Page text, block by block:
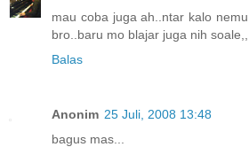
mau coba juga ah..ntar kalo
bro..baru mo blajar juga nih soale,,
Balas
Anonim 25 Juli, 2008 13:48
bagus mas...